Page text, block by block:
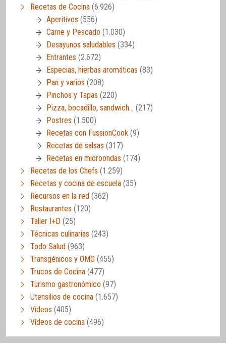
Recetas de Cocina (6.926)
Aperitivos (556)
Carne y Pescado (1.030)
Desayunos saludables (334)
Entrantes (2.672)
Especias, hierbas aromáticas (83)
Pan y varios (208)
Pinchos y Tapas (220)
Pizza, bocadillo, sandwich… (217)
Postres (1.500)
Recetas con FussionCook (9)
Recetas de salsas (317)
Recetas en microondas (174)
Recetas de los Chefs (1.259)
Recetas y cocina de escuela (35)
Recursos en la red (362)
Restaurantes (120)
Taller I+D (25)
Técnicas culinarias (243)
Todo Salud (963)
Transgénicos y OMG (455)
Trucos de Cocina (477)
Turismo gastronómico (97)
Utensilios de cocina (1.657)
Vídeos (405)
Vídeos de cocina (496)